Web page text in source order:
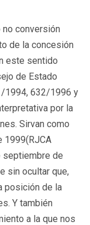
conversión
de la concesión
este sentido
de Estado
1994, 632/1996 y
por la
Sirvan como
1999(RJCA
septiembre de
sin ocultar que,
posición de la
Y también
a la que nos